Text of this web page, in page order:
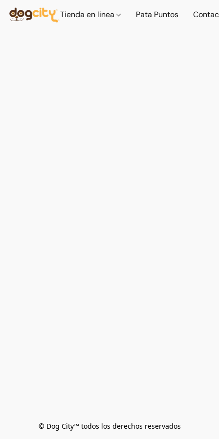
Tienda en linea Pata Puntos
© Dog City™ todos los derechos reservados